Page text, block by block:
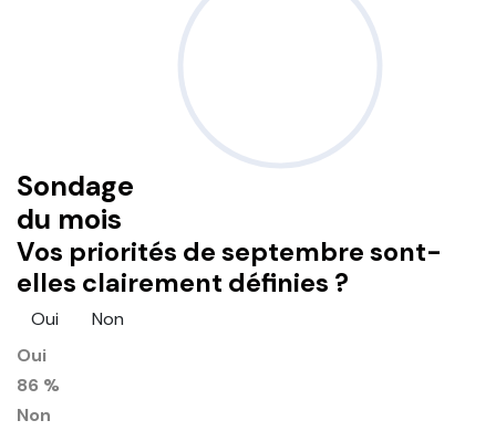
Sondage
du mois
Vos priorités de septembre sont-
elles clairement définies ?
Oui
Non
Oui
86 %
Non